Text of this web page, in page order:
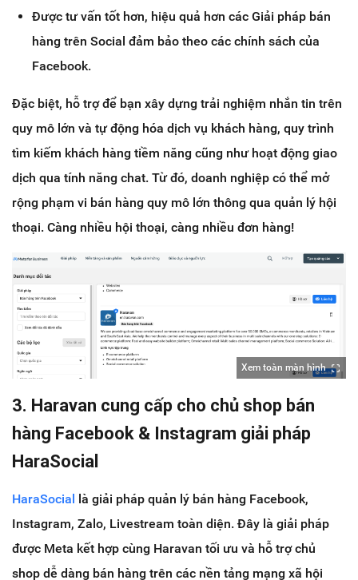
Được tư vấn tốt hơn, hiệu quả hơn các Giải pháp bán
hàng trên Social đảm bảo theo các chính sách của
Facebook.
Đặc biệt, hỗ trợ để bạn xây dựng trải nghiệm nhắn tin trên
quy mô lớn và tự động hóa dịch vụ khách hàng, quy trình
tìm kiếm khách hàng tiềm năng cũng như hoạt động giao
dịch qua tính năng chat. Từ đó, doanh nghiệp có thể mở
rộng phạm vi bán hàng quy mô lớn thông qua quản lý hội
thoại. Càng nhiều hội thoại, càng nhiều đơn hàng!
Xem toàn màn hình
3. Haravan cung cấp cho chủ shop bán
hàng Facebook & Instagram giải pháp
HaraSocial
HaraSocial là giải pháp quản lý bán hàng Facebook,
Instagram, Zalo, Livestream toàn diện. Đây là giải pháp
được Meta kết hợp cùng Haravan tối ưu và hỗ trợ chủ
shop dễ dàng bán hàng trên các nền tảng mạng xã hội